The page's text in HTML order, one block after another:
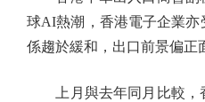
球AI熱潮，香港電子企業亦
係趨於緩和，出口前景偏正
上月與去年同月比較，